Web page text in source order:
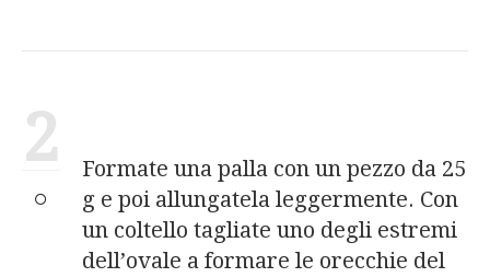
2
Formate una palla con un pezzo da 25
g e poi allungatela leggermente. Con
un coltello tagliate uno degli estremi
dell’ovale a formare le orecchie del